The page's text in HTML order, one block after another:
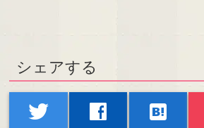
シェアする
twitter facebook hatenabookmark